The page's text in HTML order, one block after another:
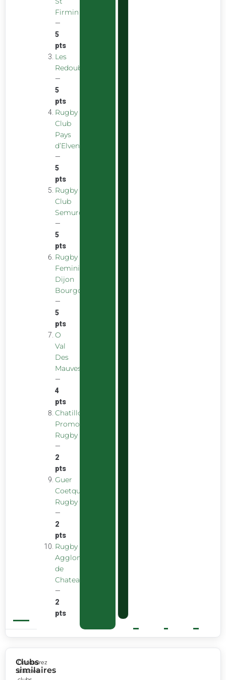
Firmin
—
5
pts
Les
Redoubstables
—
5
pts
Rugby
Club
Pays
d’Elven
—
5
pts
Rugby
Club
Semurois
—
5
pts
Rugby
Feminin
Dijon
Bourgogne
—
5
pts
O
Val
Des
Mauves
—
4
pts
Chatillon
Promotion
Rugby
—
2
pts
Guer
Coetquidan
Rugby
—
2
pts
Rugby
Agglomeration
de
Chateaubourg
—
2
pts
Clubs
similaires
Découvrez
d’autres